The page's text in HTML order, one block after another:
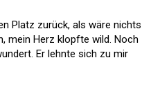
Platz zurück, als wäre nichts
mein Herz klopfte wild. Noch
Er lehnte sich zu mir